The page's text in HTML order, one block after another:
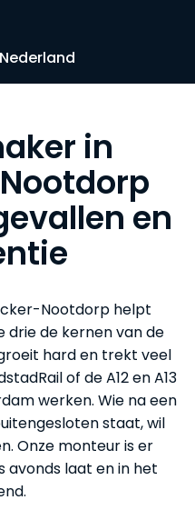
in
en
Nootdorp helpt
drie de kernen van de
hard en trekt veel
of de A12 en A13
werken. Wie na een
staat, wil
Onze monteur is er
avonds laat en in het